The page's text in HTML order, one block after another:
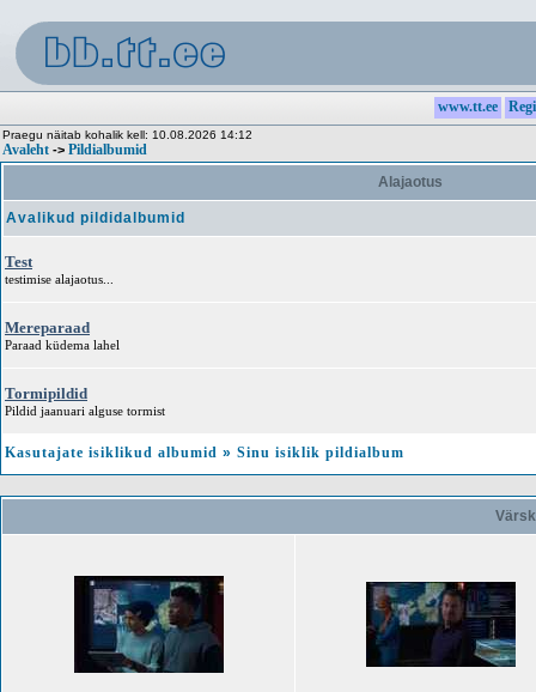
www.tt.ee
Praegu näitab kohalik kell: 10.08.2026 14:12
Avaleht -> Pildialbumid
Alajaotus
Avalikud pildidalbumid
Test
testimise alajaotus...
Mereparaad
Paraad küdema lahel
Tormipildid
Pildid jaanuari alguse tormist
Kasutajate isiklikud albumid » Sinu isiklik pildialbum